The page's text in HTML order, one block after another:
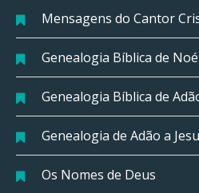
Mensagens do Cantor
Genealogia Bíblica de
Genealogia Bíblica de
Genealogia de Adão a
Os Nomes de Deus